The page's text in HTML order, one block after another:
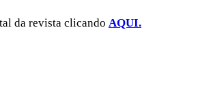
da revista clicando AQUI.